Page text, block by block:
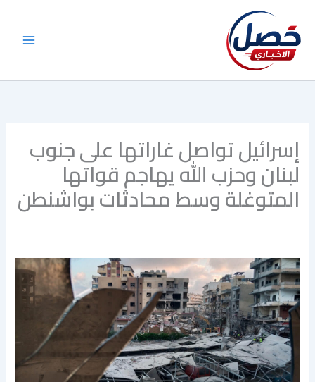
المحتوى
إسرائيل تواصل غاراتها على جنوب
لبنان وحزب الله يهاجم قواتها
المتوغلة وسط محادثات بواشنطن